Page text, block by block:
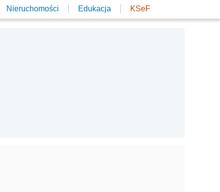
Nieruchomości Edukacja KSeF